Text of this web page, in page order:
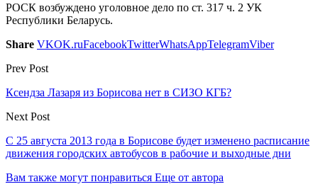
РОСК возбуждено уголовное дело по ст. 317 ч. 2 УК
Республики Беларусь.
Share VKOK.ruFacebookTwitterWhatsAppTelegramViber
Prev Post
Ксендза Лазаря из Борисова нет в СИЗО КГБ?
Next Post
С 25 августа 2013 года в Борисове будет изменено расписание
движения городских автобусов в рабочие и выходные дни
Вам также могут понравиться Еще от автора